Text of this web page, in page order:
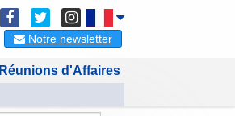
Notre newsletter
Réunions d'Affaires